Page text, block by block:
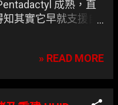
成熟，直
其實它早就支援自
» READ MORE